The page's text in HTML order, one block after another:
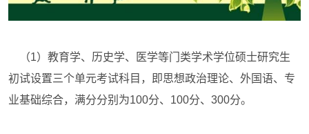
（1）教育学、历史学、医学等门类学术学位硕士研究生
初试设置三个单元考试科目，即思想政治理论、外国语、专
业基础综合，满分分别为100分、100分、300分。